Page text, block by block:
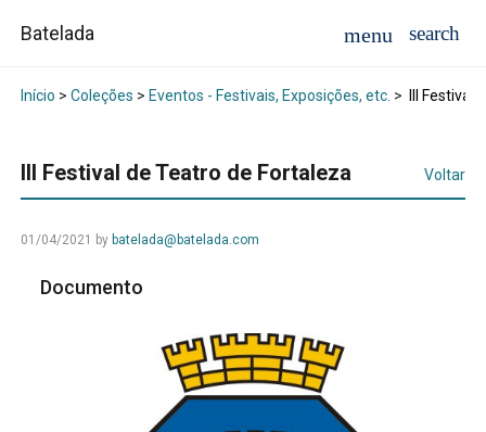
Batelada
Início > Coleções > Eventos - Festivais, Exposições, etc. > III Festival
III Festival de Teatro de Fortaleza Voltar
01/04/2021 by batelada@batelada.com
Documento